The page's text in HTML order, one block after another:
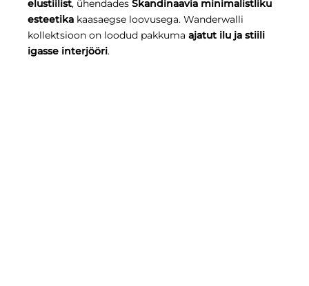
elustiilist, ühendades Skandinaavia minimalistliku
esteetikakaasaegse loovusega. Wanderwalli
kollektsioon on loodud pakkuma ajatut ilu ja stiili
igasse interjööri.